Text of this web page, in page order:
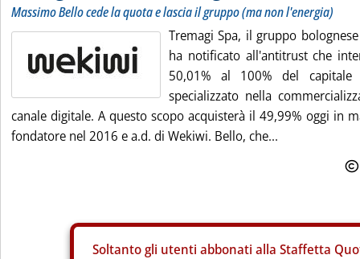
Massimo Bello cede la quota e lascia il gruppo (ma non l'energia)
Tremagi Spa, il gruppo
ha notificato all'antitrust che
50,01% al 100% del capitale
specializzato nella
canale digitale. A questo scopo acquisterà il 49,99% oggi in
fondatore nel 2016 e a.d. di Wekiwi. Bello, che...
Soltanto gli utenti abbonati alla Staffetta